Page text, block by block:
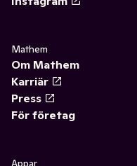
Mathem
Om Mathem
Karriär
Press
För företag
Appar